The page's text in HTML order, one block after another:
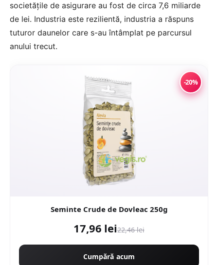
societățile de asigurare au fost de circa 7,6 miliarde
de lei. Industria este rezilientă, industria a răspuns
tuturor daunelor care s-au întâmplat pe parcursul
anului trecut.
-20%
Seminte Crude de Dovleac 250g
17,96 lei22,46 lei
Cumpără acum